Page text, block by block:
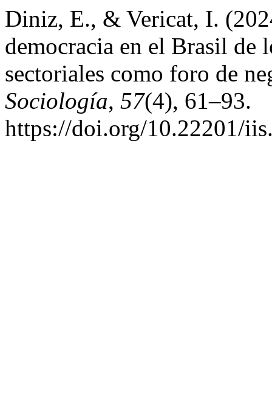
Diniz, E., & Vericat, I.
democracia en el Brasil de
sectoriales como foro de
Sociología, 57(4), 61–93.
https://doi.org/10.22201/